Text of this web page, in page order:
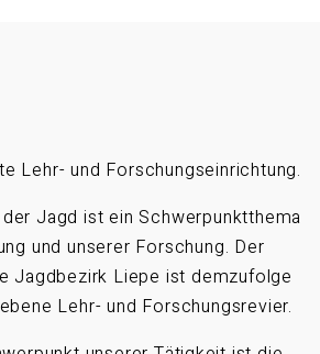
Lehr- und Forschungseinrichtung.
der Jagd ist ein Schwerpunktthema
und unserer Forschung. Der
Jagdbezirk Liepe ist demzufolge
Lehr- und Forschungsrevier.